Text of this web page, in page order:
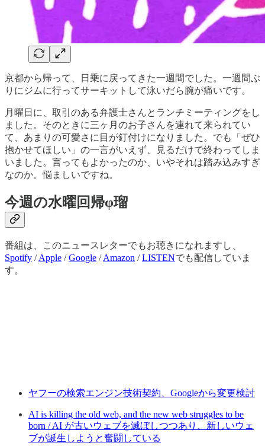
京都から帰って、日乗に戻ってきた一週間でした。一週間ぶ
りにジムに行ってサーキットして泳いだら腕が痛いです。
月曜日に、取引のある弁護士さんとランチミーティングをし
ました。そのときに三ヶ月のお子さんを連れて来られてい
て、あまりの可愛さに目が釘付けになりました。でも「ぜひ
抱かせてほしい」の一言がいえず、見るだけで終わってしま
いました。言ってもよかったのか、いやそれは踏み込みすぎ
なのか。悩ましいですね。
今週の水曜回帰φ瑠
番組は、このニュースレターでもお聴きになれますし、
Spotify /Apple /Google /Amazon /LISTENでも配信していま
す。
ヤフーの検索エンジン技術契約、Googleから変更検討
AI is killing the old web, and the new web struggles to be
born / AI が古いウェブを滅ぼしつつあり、新しいウェ
ブが誕生しようと奮闘している